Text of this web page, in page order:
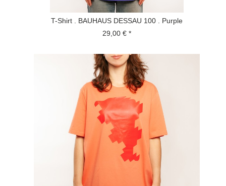
T-Shirt . BAUHAUS DESSAU 100 . Purple
29,00 € *